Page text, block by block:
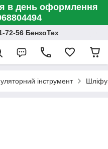
в день оформлення
72-56 БензоТех
інструмент